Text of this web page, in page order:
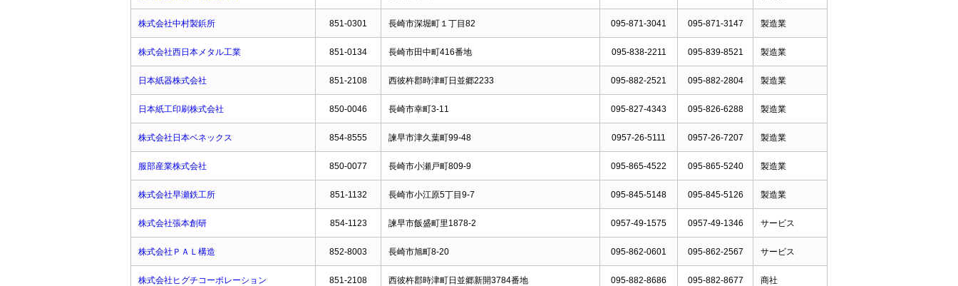
株式会社中村製鋲所 851-0301 長崎市深堀町１丁目82 095-871-3041 095-871-3147 製造業
株式会社西日本メタル工業 851-0134 長崎市田中町416番地 095-838-2211 095-839-8521 製造業
日本紙器株式会社 851-2108 西彼杵郡時津町日並郷2233 095-882-2521 095-882-2804 製造業
日本紙工印刷株式会社 850-0046 長崎市幸町3-11 095-827-4343 095-826-6288 製造業
株式会社日本ベネックス 854-8555 諫早市津久葉町99-48 0957-26-5111 0957-26-7207 製造業
服部産業株式会社 850-0077 長崎市小瀬戸町809-9 095-865-4522 095-865-5240 製造業
株式会社早瀬鉄工所 851-1132 長崎市小江原5丁目9-7 095-845-5148 095-845-5126 製造業
株式会社張本創研 854-1123 諫早市飯盛町里1878-2 0957-49-1575 0957-49-1346 サービス
株式会社ＰＡＬ構造 852-8003 長崎市旭町8-20 095-862-0601 095-862-2567 サービス
株式会社ヒグチコーポレーション 851-2108 西彼杵郡時津町日並郷新開3784番地 095-882-8686 095-882-8677 商社